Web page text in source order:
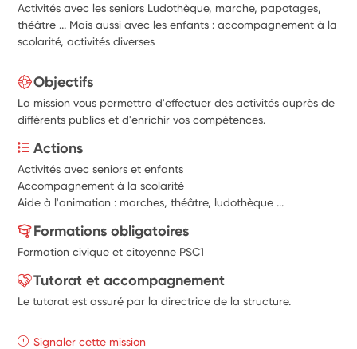
Activités avec les seniors Ludothèque, marche, papotages,
théâtre ... Mais aussi avec les enfants : accompagnement à la
scolarité, activités diverses
Objectifs
La mission vous permettra d'effectuer des activités auprès de
différents publics et d'enrichir vos compétences.
Actions
Activités avec seniors et enfants
Accompagnement à la scolarité
Aide à l'animation : marches, théâtre, ludothèque ...
Formations obligatoires
Formation civique et citoyenne PSC1
Tutorat et accompagnement
Le tutorat est assuré par la directrice de la structure.
Signaler cette mission